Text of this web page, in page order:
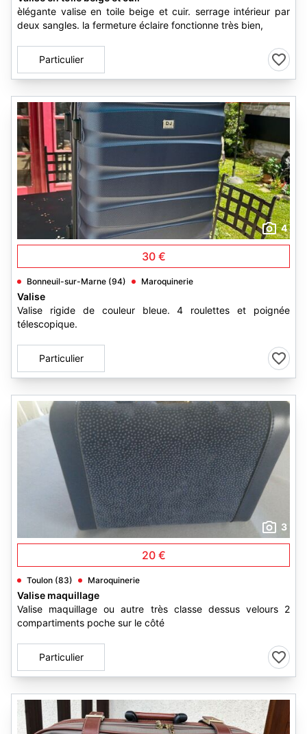
èlégante valise en toile beige et cuir. serrage intérieur par
deux sangles. la fermeture éclaire fonctionne très bien,
Particulier
4
30 €
Bonneuil-sur-Marne (94) Maroquinerie
Valise
Valise rigide de couleur bleue. 4 roulettes et poignée
télescopique.
Particulier
3
20 €
Toulon (83) Maroquinerie
Valise maquillage
Valise maquillage ou autre très classe dessus velours 2
compartiments poche sur le côté
Particulier